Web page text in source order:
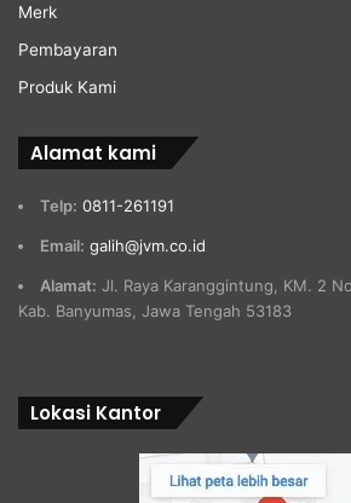
Merk
Pembayaran
Produk Kami
Alamat kami
Telp: 0811-261191
Email: galih@jvm.co.id
Alamat: Jl. Raya Karanggintung, KM. 2
Kab. Banyumas, Jawa Tengah 53183
Lokasi Kantor